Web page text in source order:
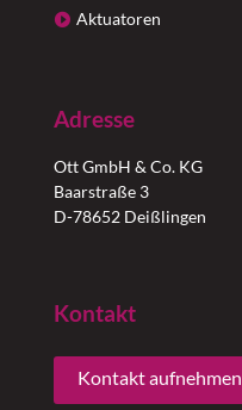
Aktuatoren
Adresse
Ott GmbH & Co. KG
Baarstraße 3
D-78652 Deißlingen
Kontakt
Kontakt aufnehmen